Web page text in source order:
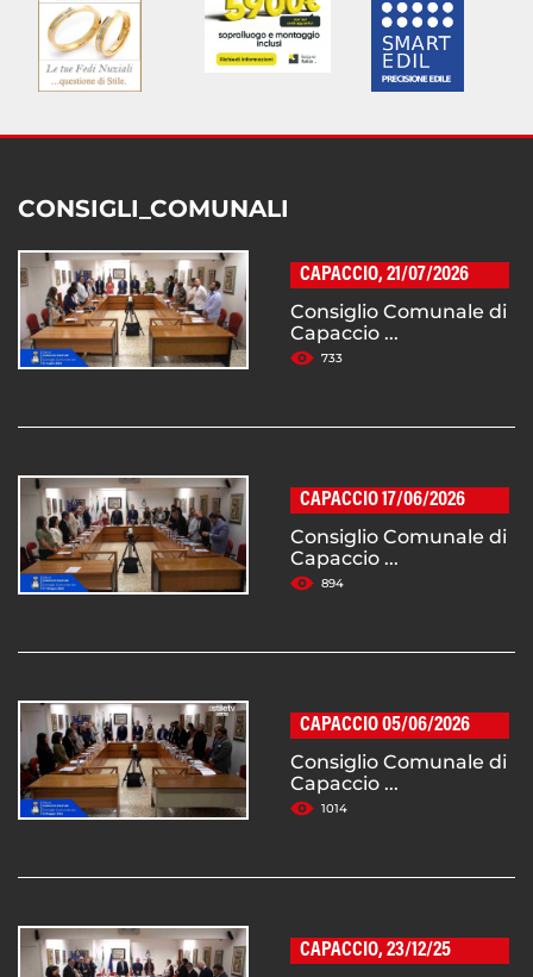
CONSIGLI_COMUNALI
CAPACCIO, 21/07/2026
Consiglio Comunale di
Capaccio ...
733
CAPACCIO 17/06/2026
Consiglio Comunale di
Capaccio ...
894
CAPACCIO 05/06/2026
Consiglio Comunale di
Capaccio ...
1014
CAPACCIO, 23/12/25